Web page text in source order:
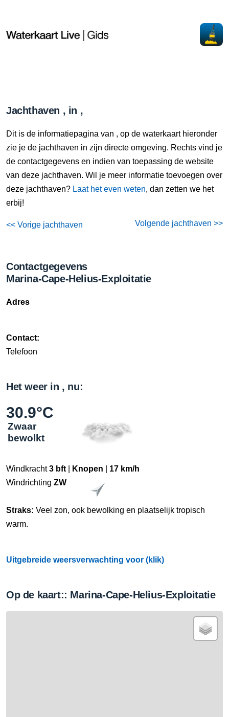
Jachthaven , in ,
Dit is de informatiepagina van , op de waterkaart hieronder
zie je de jachthaven in zijn directe omgeving. Rechts vind je
de contactgegevens en indien van toepassing de website
van deze jachthaven. Wil je meer informatie toevoegen over
deze jachthaven? Laat het even weten, dan zetten we het
erbij!
<< Vorige jachthaven Volgende jachthaven >>
Contactgegevens
Marina-Cape-Helius-Exploitatie
Adres
Contact:
Telefoon
Het weer in , nu:
30.9°C
Zwaar
bewolkt
Windkracht3 bft Knopen
17 km/h
Windrichting ZW
Straks: Veel zon, ook bewolking en plaatselijk tropisch
warm.
Uitgebreide weersverwachting voor (klik)
Op de kaart:: Marina-Cape-Helius-Exploitatie